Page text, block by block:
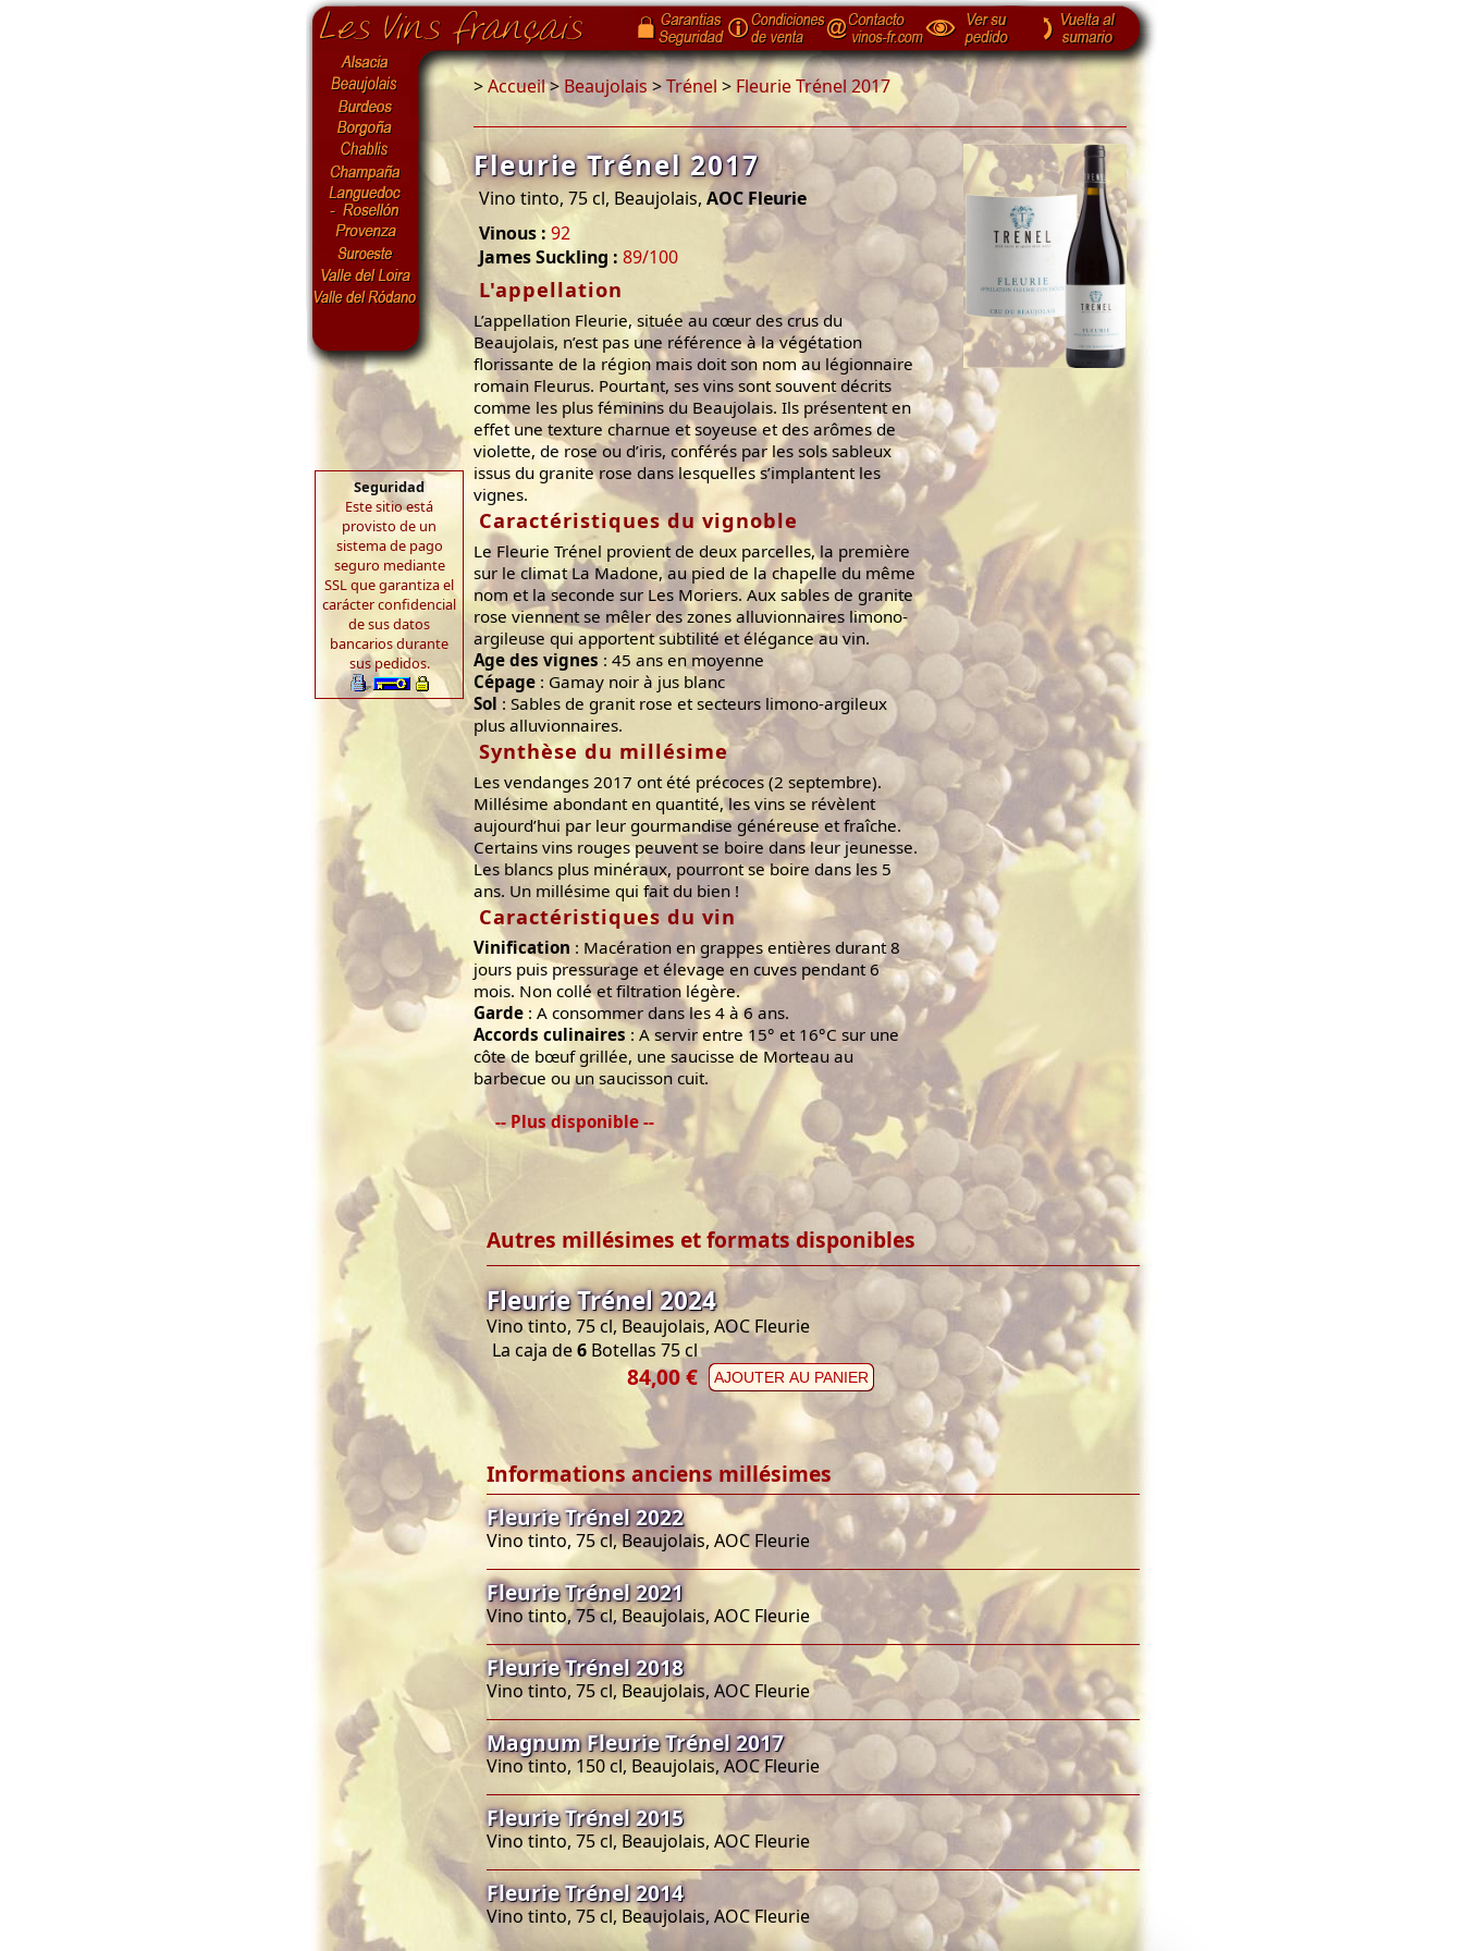
Seguridad
Este sitio está
provisto de un
sistema de pago
seguro mediante
SSL que garantiza el
carácter confidencial
de sus datos
bancarios durante
sus pedidos.
>Accueil>Beaujolais>Trénel > Fleurie Trénel 2017
Fleurie Trénel 2017
Vino tinto, 75 cl, Beaujolais, AOC Fleurie
Vinous : 92
James Suckling : 89/100
L'appellation
L’appellation Fleurie, située au cœur des crus du
Beaujolais, n’est pas une référence à la végétation
florissante de la région mais doit son nom au légionnaire
romain Fleurus. Pourtant, ses vins sont souvent décrits
comme les plus féminins du Beaujolais. Ils présentent en
effet une texture charnue et soyeuse et des arômes de
violette, de rose ou d’iris, conférés par les sols sableux
issus du granite rose dans lesquelles s’implantent les
vignes.
Caractéristiques du vignoble
Le Fleurie Trénel provient de deux parcelles, la première
sur le climat La Madone, au pied de la chapelle du même
nom et la seconde sur Les Moriers. Aux sables de granite
rose viennent se mêler des zones alluvionnaires limono-
argileuse qui apportent subtilité et élégance au vin.
Age des vignes : 45 ans en moyenne
Cépage : Gamay noir à jus blanc
Sol : Sables de granit rose et secteurs limono-argileux
plus alluvionnaires.
Synthèse du millésime
Les vendanges 2017 ont été précoces (2 septembre).
Millésime abondant en quantité, les vins se révèlent
aujourd’hui par leur gourmandise généreuse et fraîche.
Certains vins rouges peuvent se boire dans leur jeunesse.
Les blancs plus minéraux, pourront se boire dans les 5
ans. Un millésime qui fait du bien !
Caractéristiques du vin
Vinification : Macération en grappes entières durant 8
jours puis pressurage et élevage en cuves pendant 6
mois. Non collé et filtration légère.
Garde : A consommer dans les 4 à 6 ans.
Accords culinaires : A servir entre 15° et 16°C sur une
côte de bœuf grillée, une saucisse de Morteau au
barbecue ou un saucisson cuit.
-- Plus disponible --
Autres millésimes et formats disponibles
Fleurie Trénel 2024
Vino tinto, 75 cl, Beaujolais, AOC Fleurie
La caja de6 Botellas 75 cl
84,00 € AJOUTER AU PANIER
Informations anciens millésimes
Fleurie Trénel 2022
Vino tinto, 75 cl, Beaujolais, AOC Fleurie
Fleurie Trénel 2021
Vino tinto, 75 cl, Beaujolais, AOC Fleurie
Fleurie Trénel 2018
Vino tinto, 75 cl, Beaujolais, AOC Fleurie
Magnum Fleurie Trénel 2017
Vino tinto, 150 cl, Beaujolais, AOC Fleurie
Fleurie Trénel 2015
Vino tinto, 75 cl, Beaujolais, AOC Fleurie
Fleurie Trénel 2014
Vino tinto, 75 cl, Beaujolais, AOC Fleurie